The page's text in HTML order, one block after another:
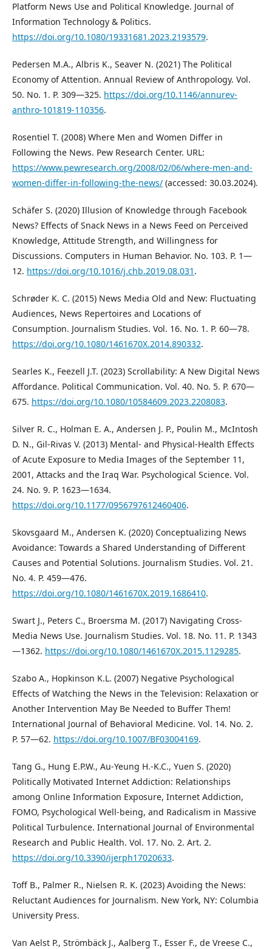
Platform News Use and Political Knowledge. Journal of
Information Technology & Politics.
https://doi.org/10.1080/19331681.2023.2193579.
Pedersen M.A., Albris K., Seaver N. (2021) The Political
Economy of Attention. Annual Review of Anthropology. Vol.
50. No. 1. P. 309—325. https://doi.org/10.1146/annurev-
anthro-101819-110356.
Rosentiel T. (2008) Where Men and Women Differ in
Following the News. Pew Research Center. URL:
https://www.pewresearch.org/2008/02/06/where-men-and-
women-differ-in-following-the-news/ (accessed: 30.03.2024).
Schäfer S. (2020) Illusion of Knowledge through Facebook
News? Effects of Snack News in a News Feed on Perceived
Knowledge, Attitude Strength, and Willingness for
Discussions. Computers in Human Behavior. No. 103. P. 1—
12. https://doi.org/10.1016/j.chb.2019.08.031 .
Schrøder K. C. (2015) News Media Old and New: Fluctuating
Audiences, News Repertoires and Locations of
Consumption. Journalism Studies. Vol. 16. No. 1. P. 60—78.
https://doi.org/10.1080/1461670X.2014.890332.
Searles K., Feezell J.T. (2023) Scrollability: A New Digital News
Affordance. Political Communication. Vol. 40. No. 5. P. 670—
675. https://doi.org/10.1080/10584609.2023.2208083.
Silver R. C., Holman E. A., Andersen J. P., Poulin M., McIntosh
D. N., Gil-Rivas V. (2013) Mental- and Physical-Health Effects
of Acute Exposure to Media Images of the September 11,
2001, Attacks and the Iraq War. Psychological Science. Vol.
24. No. 9. P. 1623—1634.
https://doi.org/10.1177/0956797612460406.
Skovsgaard M., Andersen K. (2020) Conceptualizing News
Avoidance: Towards a Shared Understanding of Different
Causes and Potential Solutions. Journalism Studies. Vol. 21.
No. 4. P. 459—476.
https://doi.org/10.1080/1461670X.2019.1686410.
Swart J., Peters C., Broersma M. (2017) Navigating Cross-
Media News Use. Journalism Studies. Vol. 18. No. 11. P. 1343
—1362. https://doi.org/10.1080/1461670X.2015.1129285.
Szabo A., Hopkinson K.L. (2007) Negative Psychological
Effects of Watching the News in the Television: Relaxation or
Another Intervention May Be Needed to Buffer Them!
International Journal of Behavioral Medicine. Vol. 14. No. 2.
P. 57—62. https://doi.org/10.1007/BF03004169.
Tang G., Hung E.P.W., Au-Yeung H.-K.C., Yuen S. (2020)
Politically Motivated Internet Addiction: Relationships
among Online Information Exposure, Internet Addiction,
FOMO, Psychological Well-being, and Radicalism in Massive
Political Turbulence. International Journal of Environmental
Research and Public Health. Vol. 17. No. 2. Art. 2.
https://doi.org/10.3390/ijerph17020633.
Toff B., Palmer R., Nielsen R. K. (2023) Avoiding the News:
Reluctant Audiences for Journalism. New York, NY: Columbia
University Press.
Van Aelst P., Strömbäck J., Aalberg T., Esser F., de Vreese C.,